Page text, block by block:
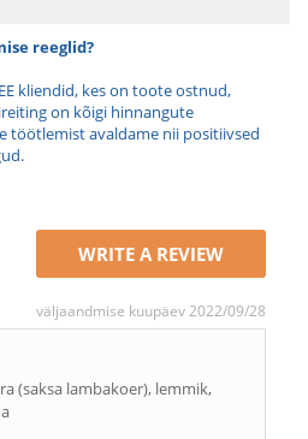
reeglid?
kliendid, kes on toote ostnud,
on kõigi hinnangute
töötlemist avaldame nii positiivsed
WRITE A REVIEW
väljaandmise kuupäev 2022/09/28
(saksa lambakoer), lemmik,